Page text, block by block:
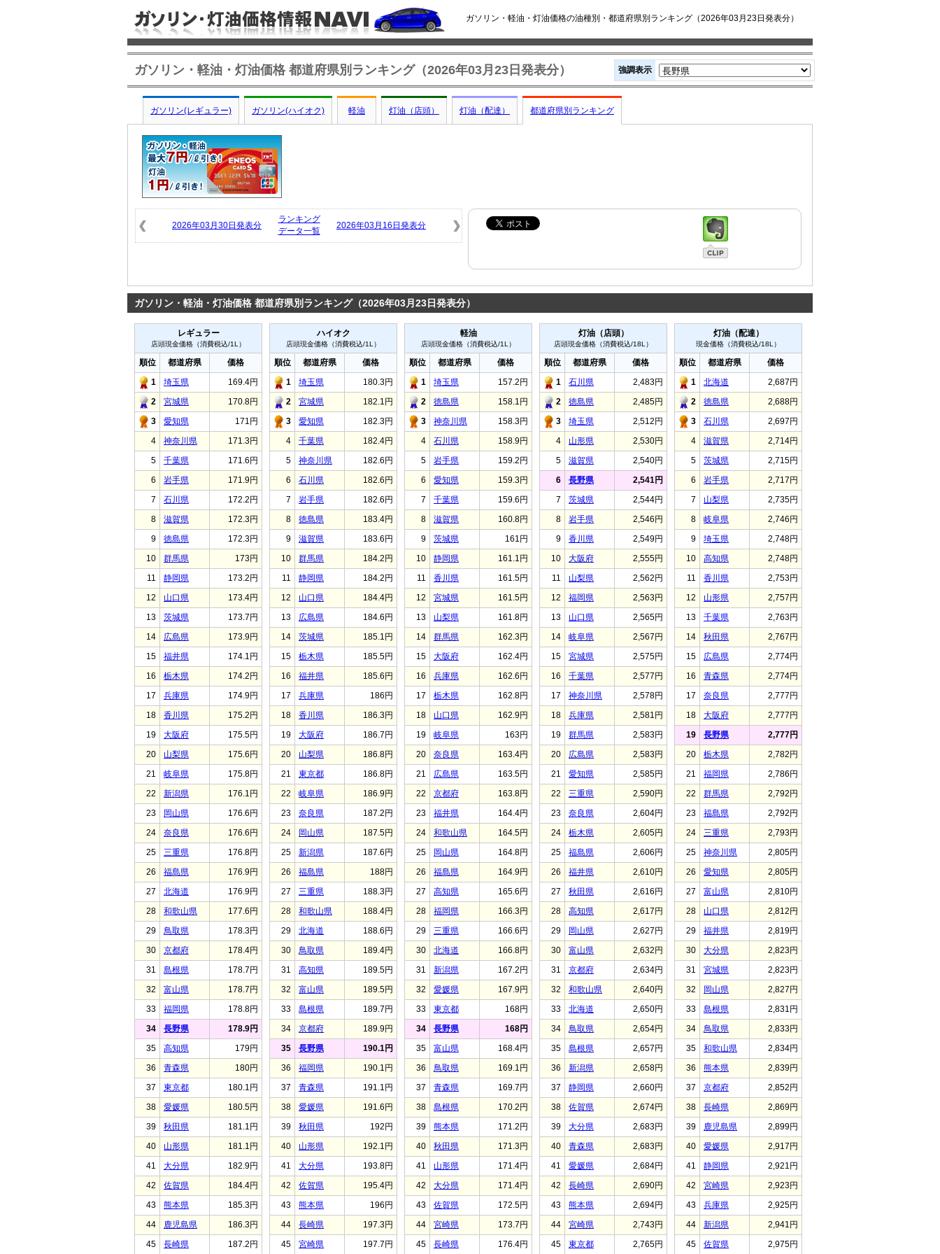
ガソリン・軽油・灯油価格の油種別・都道府県別ランキング（2026年03月23日発表分）
ガソリン・軽油・灯油価格 都道府県別ランキング（2026年03月23日発表分）
ガソリン(レギュラー) ガソリン(ハイオク) 軽油 灯油（店頭） 灯油（配達） 都道府県別ランキング
強調表示
2026年03月30日発表分
ランキング
データ一覧
2026年03月16日発表分
ガソリン・軽油・灯油価格 都道府県別ランキング（2026年03月23日発表分）
レギュラー
店頭現金価格（消費税込/1L）
順位 都道府県
価格
1
埼玉県
169.4円
2
宮城県
170.8円
3
愛知県
171円
4
神奈川県
171.3円
5
千葉県
171.6円
6
岩手県
171.9円
7
石川県
172.2円
8
滋賀県
172.3円
9
徳島県
172.3円
10
群馬県
173円
11
静岡県
173.2円
12
山口県
173.4円
13
茨城県
173.7円
14
広島県
173.9円
15
福井県
174.1円
16
栃木県
174.2円
17
兵庫県
174.9円
18
香川県
175.2円
19
大阪府
175.5円
20
山梨県
175.6円
21
岐阜県
175.8円
22
新潟県
176.1円
23
岡山県
176.6円
24
奈良県
176.6円
25
三重県
176.8円
26
福島県
176.9円
27
北海道
176.9円
28
和歌山県
177.6円
29
鳥取県
178.3円
30
京都府
178.4円
31
島根県
178.7円
32
富山県
178.7円
33
福岡県
178.8円
34
長野県
178.9円
35
高知県
179円
36
青森県
180円
37
東京都
180.1円
38
愛媛県
180.5円
39
秋田県
181.1円
40
山形県
181.1円
41
大分県
182.9円
42
佐賀県
184.4円
43
熊本県
185.3円
44
鹿児島県
186.3円
45
長崎県 187.2円
ハイオク
店頭現金価格（消費税込/1L）
順位 都道府県
価格
1
埼玉県
180.3円
2
宮城県
182.1円
3
愛知県
182.3円
4
千葉県
182.4円
5
神奈川県
182.6円
6
石川県
182.6円
7
岩手県
182.6円
8
徳島県
183.4円
9
滋賀県
183.6円
10
群馬県
184.2円
11
静岡県
184.2円
12
山口県
184.4円
13
広島県
184.6円
14
茨城県
185.1円
15
栃木県
185.5円
16
福井県
185.6円
17
兵庫県
186円
18
香川県
186.3円
19
大阪府
186.7円
20
山梨県
186.8円
21
東京都
186.8円
22
岐阜県
186.9円
23
奈良県
187.2円
24
岡山県
187.5円
25
新潟県
187.6円
26
福島県
188円
27
三重県
188.3円
28
和歌山県
188.4円
29
北海道
188.6円
30
鳥取県
189.4円
31
高知県
189.5円
32
富山県
189.5円
33
島根県
189.7円
34
京都府
189.9円
35
長野県
190.1円
36
福岡県
190.1円
37
青森県
191.1円
38
愛媛県
191.6円
39
秋田県
192円
40
山形県
192.1円
41
大分県
193.8円
42
佐賀県
195.4円
43
熊本県
196円
44
長崎県
197.3円
45
宮崎県 197.7円
軽油
店頭現金価格（消費税込/1L）
順位 都道府県
価格
1
埼玉県
157.2円
2
徳島県
158.1円
3
神奈川県
158.3円
4
石川県
158.9円
5
岩手県
159.2円
6
愛知県
159.3円
7
千葉県
159.6円
8
滋賀県
160.8円
9
茨城県
161円
10
静岡県
161.1円
11
香川県
161.5円
12
宮城県
161.5円
13
山梨県
161.8円
14
群馬県
162.3円
15
大阪府
162.4円
16
兵庫県
162.6円
17
栃木県
162.8円
18
山口県
162.9円
19
岐阜県
163円
20
奈良県
163.4円
21
広島県
163.5円
22
京都府
163.8円
23
福井県
164.4円
24
和歌山県
164.5円
25
岡山県
164.8円
26
福島県
164.9円
27
高知県
165.6円
28
福岡県
166.3円
29
三重県
166.6円
30
北海道
166.8円
31
新潟県
167.2円
32
愛媛県
167.9円
33
東京都
168円
34
長野県
168円
35
富山県
168.4円
36
鳥取県
169.1円
37
青森県
169.7円
38
島根県
170.2円
39
熊本県
171.2円
40
秋田県
171.3円
41
山形県
171.4円
42
大分県
171.4円
43
佐賀県
172.5円
44
宮崎県
173.7円
45
長崎県 176.4円
灯油（店頭）
店頭現金価格（消費税込/18L）
順位 都道府県
価格
1
石川県
2,483円
2
徳島県
2,485円
3
埼玉県
2,512円
4
山形県
2,530円
5
滋賀県
2,540円
6
長野県
2,541円
7
茨城県
2,544円
8
岩手県
2,546円
9
香川県
2,549円
10
大阪府
2,555円
11
山梨県
2,562円
12
福岡県
2,563円
13
山口県
2,565円
14
岐阜県
2,567円
15
宮城県
2,575円
16
千葉県
2,577円
17
神奈川県
2,578円
18
兵庫県
2,581円
19
群馬県
2,583円
20
広島県
2,583円
21
愛知県
2,585円
22
三重県
2,590円
23
奈良県
2,604円
24
栃木県
2,605円
25
福島県
2,606円
26
福井県
2,610円
27
秋田県
2,616円
28
高知県
2,617円
29
岡山県
2,627円
30
富山県
2,632円
31
京都府
2,634円
32
和歌山県
2,640円
33
北海道
2,650円
34
鳥取県
2,654円
35
島根県
2,657円
36
新潟県
2,658円
37
静岡県
2,660円
38
佐賀県
2,674円
39
大分県
2,683円
40
青森県
2,683円
41
愛媛県
2,684円
42
長崎県
2,690円
43
熊本県
2,694円
44
宮崎県
2,743円
45
東京都 2,765円
灯油（配達）
現金価格（消費税込/18L）
順位 都道府県
価格
1
北海道
2,687円
2
徳島県
2,688円
3
石川県
2,697円
4
滋賀県
2,714円
5
茨城県
2,715円
6
岩手県
2,717円
7
山梨県
2,735円
8
岐阜県
2,746円
9
埼玉県
2,748円
10
高知県
2,748円
11
香川県
2,753円
12
山形県
2,757円
13
千葉県
2,763円
14
秋田県
2,767円
15
広島県
2,774円
16
青森県
2,774円
17
奈良県
2,777円
18
大阪府
2,777円
19
長野県
2,777円
20
栃木県
2,782円
21
福岡県
2,786円
22
群馬県
2,792円
23
福島県
2,792円
24
三重県
2,793円
25
神奈川県
2,805円
26
愛知県
2,805円
27
富山県
2,810円
28
山口県
2,812円
29
福井県
2,819円
30
大分県
2,823円
31
宮城県
2,823円
32
岡山県
2,827円
33
島根県
2,831円
34
鳥取県
2,833円
35
和歌山県
2,834円
36
熊本県
2,839円
37
京都府
2,852円
38
長崎県
2,869円
39
鹿児島県
2,899円
40
愛媛県
2,917円
41
静岡県
2,921円
42
宮崎県
2,923円
43
兵庫県
2,925円
44
新潟県
2,941円
45
佐賀県 2,975円